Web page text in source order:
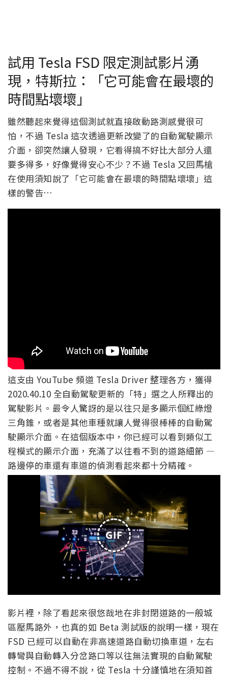
試用 Tesla FSD 限定測試影片湧
現，特斯拉：「它可能會在最壞的
時間點壞壞」
雖然聽起來覺得這個測試就直接啟動路測感覺很可
怕，不過 Tesla 這次透過更新改變了的自動駕駛顯示
介面，卻突然讓人發現，它看得搞不好比大部分人還
要多得多，好像覺得安心不少？不過 Tesla 又回馬槍
在使用須知說了「它可能會在最壞的時間點壞壞」這
樣的警告…
這支由 YouTube 頻道 Tesla Driver 整理各方，獲得
2020.40.10 全自動駕駛更新的「特」選之人所釋出的
駕駛影片。最令人驚訝的是以往只是多顯示個紅綠燈
三角錐，或者是其他車種就讓人覺得很棒棒的自動駕
駛顯示介面。在這個版本中，你已經可以看到類似工
程模式的顯示介面，充滿了以往看不到的道路細節 —
路邊停的車還有車道的偵測看起來都十分精確。
GIF
影片裡，除了看起來很悠哉地在非封閉道路的一般城
區壓馬路外，也真的如 Beta 測試版的說明一樣，現在
FSD 已經可以自動在非高速道路自動切換車道，左右
轉彎與自動轉入分岔路口等以往無法實現的自動駕駛
控制。不過不得不說，從 Tesla 十分謹慎地在須知首